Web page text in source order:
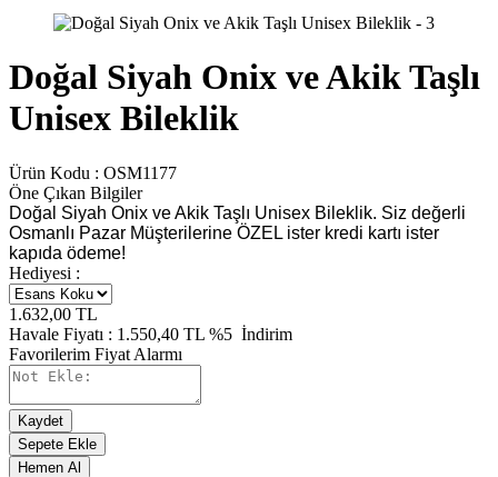
Doğal Siyah Onix ve Akik Taşlı
Unisex Bileklik
Ürün Kodu : OSM1177
Öne Çıkan Bilgiler
Doğal Siyah Onix ve Akik Taşlı Unisex Bileklik. Siz değerli
Osmanlı Pazar Müşterilerine ÖZEL ister kredi kartı ister
kapıda ödeme!
Hediyesi :
1.632,00 TL
Havale Fiyatı : 1.550,40 TL %5 İndirim
Favorilerim Fiyat Alarmı
Kaydet
Sepete Ekle
Hemen Al